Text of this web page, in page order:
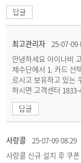
답글
최고관리자 25-07-09
안녕하세요 아이나비
제수단에서 1. 카드 선
르시고 보유하고 있는
하시면 고객센터
답글
사랑콜 25-07-09 08:29
사랑콜 신규 설치 후 쿠